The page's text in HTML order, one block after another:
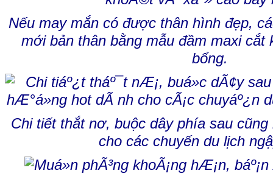
Nếu may mắn có được thân hình đẹp,
mới bản thân bằng mẫu đầm maxi cắt
bổng.
Chi tiết thắt nơ, buộc dây phía sau
cho các chuyến du lịch